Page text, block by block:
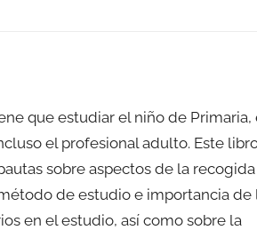
que estudiar el niño de Primaria,
el profesional adulto. Este
sobre aspectos de la
de estudio e importancia de
en el estudio, así como sobre la